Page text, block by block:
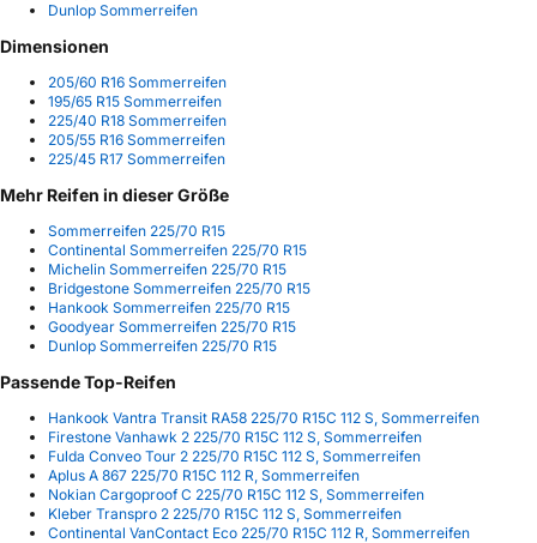
Dunlop Sommerreifen
Dimensionen
205/60 R16 Sommerreifen
195/65 R15 Sommerreifen
225/40 R18 Sommerreifen
205/55 R16 Sommerreifen
225/45 R17 Sommerreifen
Mehr Reifen in dieser Größe
Sommerreifen 225/70 R15
Continental Sommerreifen 225/70 R15
Michelin Sommerreifen 225/70 R15
Bridgestone Sommerreifen 225/70 R15
Hankook Sommerreifen 225/70 R15
Goodyear Sommerreifen 225/70 R15
Dunlop Sommerreifen 225/70 R15
Passende Top-Reifen
Hankook Vantra Transit RA58 225/70 R15C 112 S, Sommerreifen
Firestone Vanhawk 2 225/70 R15C 112 S, Sommerreifen
Fulda Conveo Tour 2 225/70 R15C 112 S, Sommerreifen
Aplus A 867 225/70 R15C 112 R, Sommerreifen
Nokian Cargoproof C 225/70 R15C 112 S, Sommerreifen
Kleber Transpro 2 225/70 R15C 112 S, Sommerreifen
Continental VanContact Eco 225/70 R15C 112 R, Sommerreifen